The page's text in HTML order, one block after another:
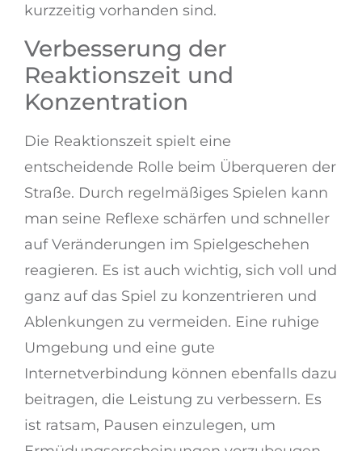
kurzzeitig vorhanden sind.
Verbesserung der
Reaktionszeit und
Konzentration
Die Reaktionszeit spielt eine
entscheidende Rolle beim Überqueren der
Straße. Durch regelmäßiges Spielen kann
man seine Reflexe schärfen und schneller
auf Veränderungen im Spielgeschehen
reagieren. Es ist auch wichtig, sich voll und
ganz auf das Spiel zu konzentrieren und
Ablenkungen zu vermeiden. Eine ruhige
Umgebung und eine gute
Internetverbindung können ebenfalls dazu
beitragen, die Leistung zu verbessern. Es
ist ratsam, Pausen einzulegen, um